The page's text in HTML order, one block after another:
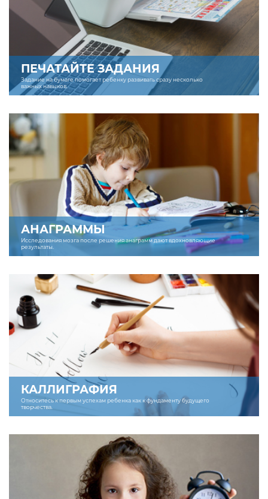
ПЕЧАТАЙТЕ ЗАДАНИЯ
Задание на бумаге помогает ребенку развивать сразу несколько
важных навыков.
АНАГРАММЫ
Исследования мозга после решения анаграмм дают вдохновляющие
результаты.
КАЛЛИГРАФИЯ
Относитесь к первым успехам ребенка как к фундаменту будущего
творчества.